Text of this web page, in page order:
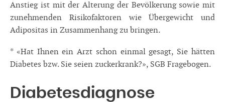
Anstieg ist mit der Alterung der Bevölkerung sowie mit
zunehmenden Risikofaktoren wie Übergewicht und
Adipositas in Zusammenhang zu bringen.
* «Hat Ihnen ein Arzt schon einmal gesagt, Sie hätten
Diabetes bzw. Sie seien zuckerkrank?», SGB Fragebogen.
Diabetesdiagnose